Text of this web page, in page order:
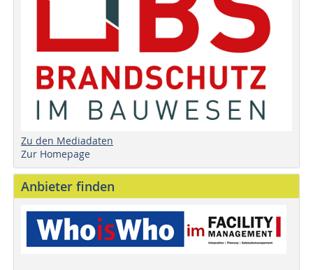
Zu den Mediadaten
Zur Homepage
Anbieter finden